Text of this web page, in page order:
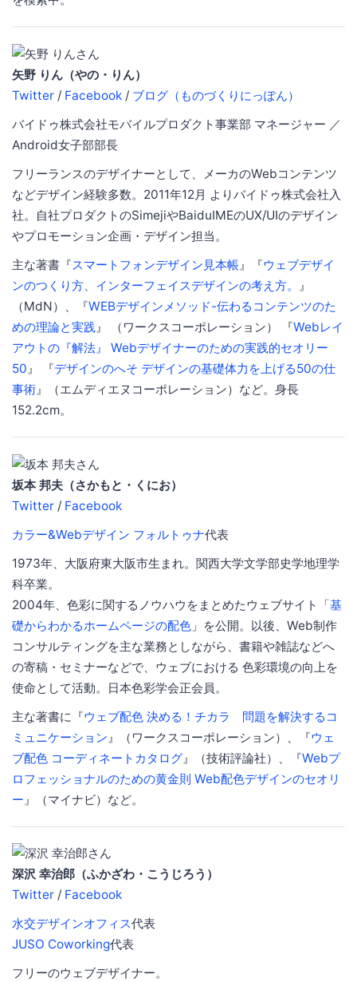
矢野 りん（やの・りん）
Twitter / Facebook / ブログ（ものづくりにっぽん）
バイドゥ株式会社モバイルプロダクト事業部 マネージャー ／
Android女子部部長
フリーランスのデザイナーとして、メーカのWebコンテンツ
などデザイン経験多数。2011年12月 よりバイドゥ株式会社入
社。自社プロダクトのSimejiやBaiduIMEのUX/UIのデザイン
やプロモーション企画・デザイン担当。
主な著書『スマートフォンデザイン見本帳 』『ウェブデザイ
ンのつくり方、インターフェイスデザインの考え方。
』
（MdN）、『WEBデザインメソッド-伝わるコンテンツのた
めの理論と実践 』 （ワークスコーポレーション） 『Webレイ
アウトの『解法』 Webデザイナーのための実践的セオリー
50 』 『デザインのへそ デザインの基礎体力を上げる50の仕
事術 』（エムディエヌコーポレーション）など。身長
152.2cm。
坂本 邦夫（さかもと・くにお）
Twitter / Facebook
カラー&Webデザイン フォルトゥナ代表
1973年、大阪府東大阪市生まれ。関西大学文学部史学地理学
科卒業。
2004年、色彩に関するノウハウをまとめたウェブサイト「基
礎からわかるホームページの配色 」を公開。以後、Web制作
コンサルティングを主な業務としながら、書籍や雑誌などへ
の寄稿・セミナーなどで、ウェブにおける 色彩環境の向上を
使命として活動。日本色彩学会正会員。
主な著書に『ウェブ配色 決める！チカラ 問題を解決するコ
ミュニケーション 』（ワークスコーポレーション）、『ウェ
ブ配色 コーディネートカタログ 』（技術評論社）、『Webプ
ロフェッショナルのための黄金則 Web配色デザインのセオリ
ー 』（マイナビ）など。
深沢 幸治郎（ふかざわ・こうじろう）
Twitter / Facebook
水交デザインオフィス代表
JUSO Coworking代表
フリーのウェブデザイナー。